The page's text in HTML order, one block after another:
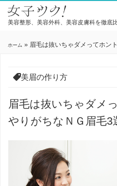
美容整形、美容外科、美容皮膚科を徹底
ホーム » 眉毛は抜いちゃダメってホン
美眉の作り方
眉毛は抜いちゃダメ
やりがちなＮＧ眉毛3